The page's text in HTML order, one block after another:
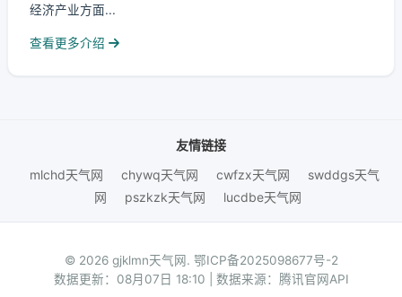
经济产业方面...
查看更多介绍
友情链接
mlchd天气网
chywq天气网 cwfzx天气网
swddgs天气
网
pszkzk天气网 lucdbe天气网
© 2026 gjklmn天气网. 鄂ICP备2025098677号-2
数据更新：08月07日 18:10 | 数据来源：腾讯官网API